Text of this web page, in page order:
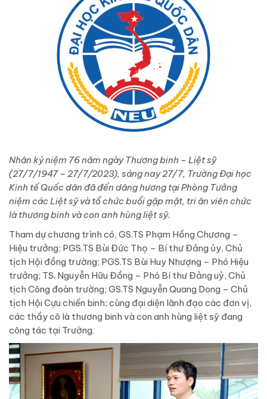
Nhân kỷ niệm 76 năm ngày Thương binh – Liệt sỹ
(27/7/1947 – 27/7/2023), sáng nay 27/7, Trường Đại học
Kinh tế Quốc dân đã đến dâng hương tại Phòng Tưởng
niệm các Liệt sỹ và tổ chức buổi gặp mặt, tri ân viên chức
là thương binh và con anh hùng liệt sỹ.
Tham dự chương trình có, GS.TS Phạm Hồng Chương –
Hiệu trưởng; PGS.TS Bùi Đức Thọ – Bí thư Đảng ủy, Chủ
tịch Hội đồng trường; PGS.TS Bùi Huy Nhượng – Phó Hiệu
trưởng; TS. Nguyễn Hữu Đồng – Phó Bí thư Đảng uỷ, Chủ
tịch Công đoàn trường; GS.TS Nguyễn Quang Dong – Chủ
tịch Hội Cựu chiến binh; cùng đại diện lãnh đạo các đơn vị,
các thầy cô là thương binh và con anh hùng liệt sỹ đang
công tác tại Trường.